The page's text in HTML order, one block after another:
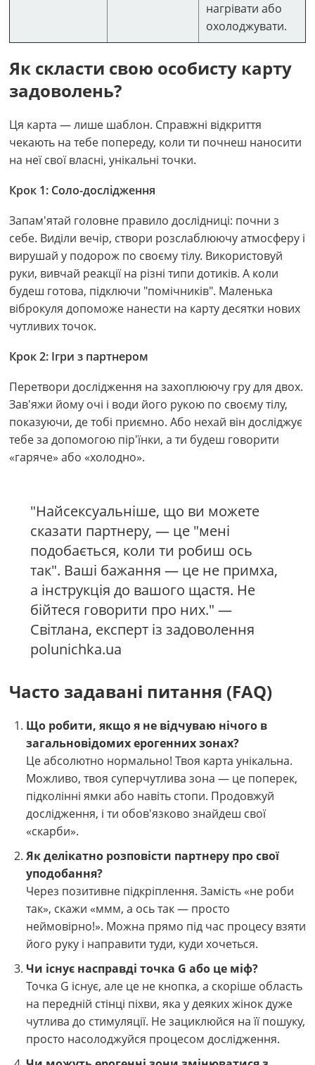
нагрівати або
охолоджувати.
Як скласти свою особисту карту
задоволень?
Ця карта — лише шаблон. Справжні відкриття
чекають на тебе попереду, коли ти почнеш наносити
на неї свої власні, унікальні точки.
Крок 1: Соло-дослідження
Запам'ятай головне правило дослідниці: почни з
себе. Виділи вечір, створи розслаблюючу атмосферу і
вирушай у подорож по своєму тілу. Використовуй
руки, вивчай реакції на різні типи дотиків. А коли
будеш готова, підключи "помічників". Маленька
віброкуля допоможе нанести на карту десятки нових
чутливих точок.
Крок 2: Ігри з партнером
Перетвори дослідження на захоплюючу гру для двох.
Зав'яжи йому очі і води його рукою по своєму тілу,
показуючи, де тобі приємно. Або нехай він досліджує
тебе за допомогою пір'їнки, а ти будеш говорити
«гаряче» або «холодно».
"Найсексуальніше, що ви можете
сказати партнеру, — це "мені
подобається, коли ти робиш ось
так". Ваші бажання — це не примха,
а інструкція до вашого щастя. Не
бійтеся говорити про них." —
Світлана, експерт із задоволення
polunichka.ua
Часто задавані питання (FAQ)
Що робити, якщо я не відчуваю нічого в
загальновідомих ерогенних зонах?
Це абсолютно нормально! Твоя карта унікальна.
Можливо, твоя суперчутлива зона — це поперек,
підколінні ямки або навіть стопи. Продовжуй
дослідження, і ти обов'язково знайдеш свої
«скарби».
Як делікатно розповісти партнеру про свої
уподобання?
Через позитивне підкріплення. Замість «не роби
так», скажи «ммм, а ось так — просто
неймовірно!». Можна прямо під час процесу взяти
його руку і направити туди, куди хочеться.
Чи існує насправді точка G або це міф?
Точка G існує, але це не кнопка, а скоріше область
на передній стінці піхви, яка у деяких жінок дуже
чутлива до стимуляції. Не зациклюйся на її пошуку,
просто насолоджуйся процесом дослідження.